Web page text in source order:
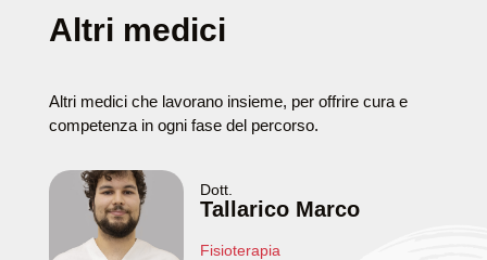
Altri medici
Altri medici che lavorano insieme, per offrire cura e
competenza in ogni fase del percorso.
Dott.
Tallarico Marco
Fisioterapia